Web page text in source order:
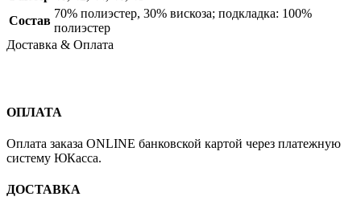
Состав
70% полиэстер, 30% вискоза; подкладка: 100%
полиэстер
Доставка & Оплата
ОПЛАТА
Оплата заказа ONLINE банковской картой через платежную
систему ЮКасса.
ДОСТАВКА